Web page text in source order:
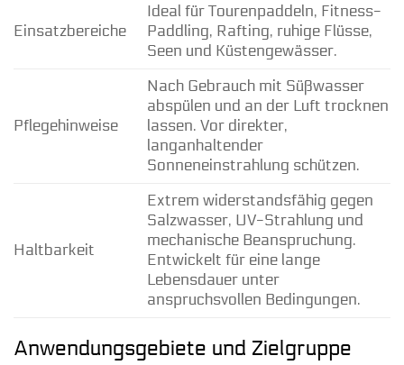
Einsatzbereiche
Ideal für Tourenpaddeln, Fitness-
Paddling, Rafting, ruhige Flüsse,
Seen und Küstengewässer.
Pflegehinweise
Nach Gebrauch mit Süßwasser
abspülen und an der Luft trocknen
lassen. Vor direkter,
langanhaltender
Sonneneinstrahlung schützen.
Haltbarkeit
Extrem widerstandsfähig gegen
Salzwasser, UV-Strahlung und
mechanische Beanspruchung.
Entwickelt für eine lange
Lebensdauer unter
anspruchsvollen Bedingungen.
Anwendungsgebiete und Zielgruppe